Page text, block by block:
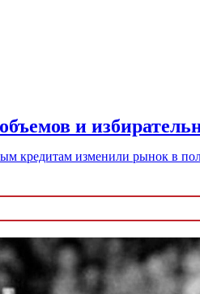
и
кредитам изменили рынок в